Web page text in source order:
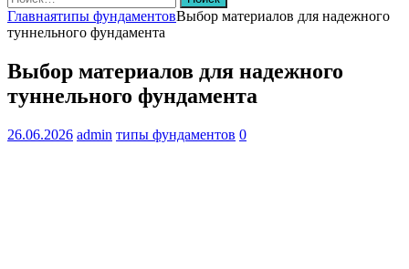
Главнаятипы фундаментовВыбор материалов для надежного
туннельного фундамента
Выбор материалов для надежного
туннельного фундамента
26.06.2026 admin типы фундаментов 0